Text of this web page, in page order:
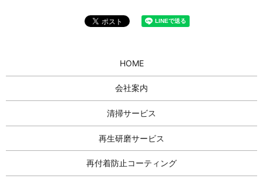
HOME
会社案内
清掃サービス
再生研磨サービス
再付着防止コーティング